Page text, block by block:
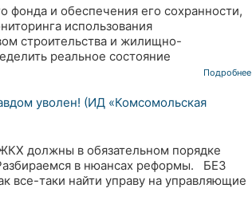
фонда и обеспечения его сохранности,
использования
строительства и жилищно-
реальное состояние
Подробнее
уволен! (ИД «Комсомольская
должны в обязательном порядке
в нюансах реформы. БЕЗ
таки найти управу на управляющие